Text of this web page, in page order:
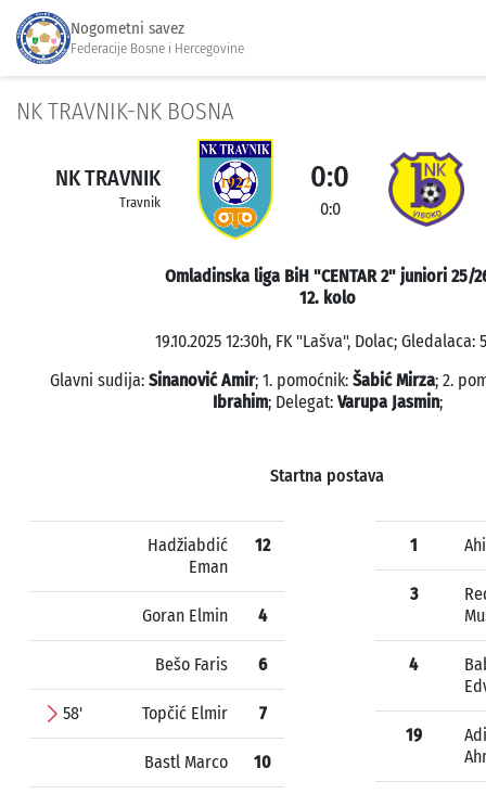
Nogometni savez
Federacije Bosne i Hercegovine
NK TRAVNIK-NK BOSNA
NK TRAVNIK
Travnik
0:0
0:0
Omladinska liga BiH "CENTAR 2" juniori 25/
12. kolo
19.10.2025 12:30h, FK "Lašva", Dolac; Gledalaca:
Glavni sudija: Sinanović Amir; 1. pomoćnik: Šabić Mirza; 2.
Ibrahim; Delegat: Varupa Jasmin;
Startna postava
Hadžiabdić
Eman
12
Goran Elmin 4
Bešo Faris 6
58' Topčić Elmir 7
Bastl Marco 10
1
3
4
19